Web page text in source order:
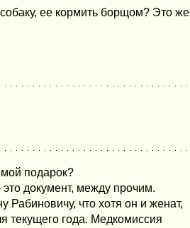
ее кормить борщом? Это же
подарок?
это документ, между прочим.
Рабиновичу, что хотя он и женат,
текущего года. Медкомиссия